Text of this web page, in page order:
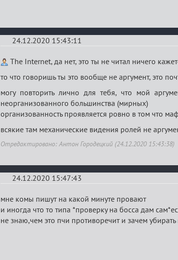
24.12.2020 15:43:11
Re:
Ценная
информация
The Internet, да нет, это ты не читал ничего
то что говоришь ты это вообще не аргумент, это
могу повторить лично для тебя, что мой
неорганизованного большинства (мирных)
организованность проявляется ровно в том что
всякие там механические видения ролей не
Отредактировано: Антон Городецкий (24.12.2020 15:43:38)
24.12.2020 15:47:43
Re:
Ценная
игровая
мне комы пишут на какой минуте провают
и иногда что то типа *проверку на босса дам
не знаю,чем это пчи противоречит и зачем